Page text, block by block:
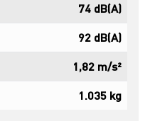
74 dB(A)
92 dB(A)
1,82 m/s²
1.035 kg